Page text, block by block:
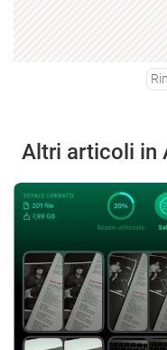
Altri articoli in